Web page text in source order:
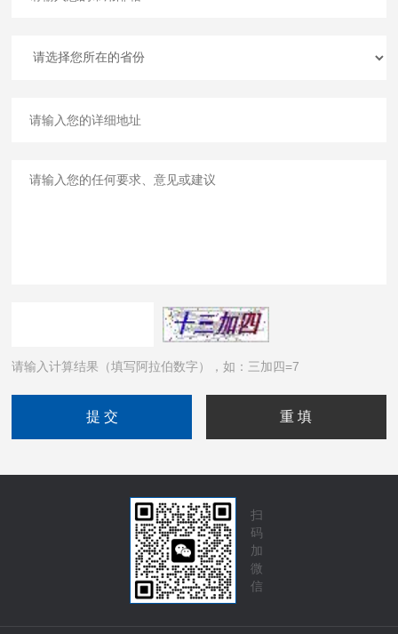
请输入计算结果（填写阿拉伯数字），如：三加四=7
扫
码
加
微
信